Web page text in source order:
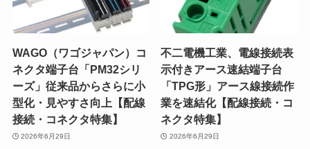
WAGO（ワゴジャパン）コ
ネクタ端子台「PM32シリ
ーズ」従来品からさらに小
型化・見やすさ向上【配線
接続・コネクタ特集】
2026年6月29日
不二電機工業、電線接続表
示付きアース速結端子台
「TPG形」アース線接続作
業を速結化【配線接続・コ
ネクタ特集】
2026年6月29日